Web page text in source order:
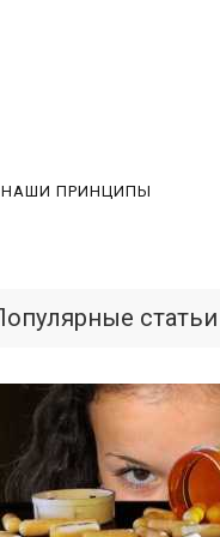
НАШИ ПРИНЦИПЫ
статьи